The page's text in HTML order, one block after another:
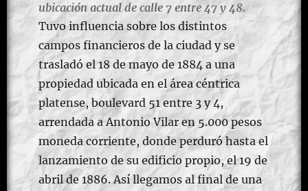
ubicación actual de calle 7 entre 47 y 48.
Tuvo influencia sobre los distintos
campos financieros de la ciudad y se
trasladó el 18 de mayo de 1884 a una
propiedad ubicada en el área céntrica
platense, boulevard 51 entre 3 y 4,
arrendada a Antonio Vilar en 5.000 pesos
moneda corriente, donde perduró hasta el
lanzamiento de su edificio propio, el 19 de
abril de 1886. Así llegamos al final de una